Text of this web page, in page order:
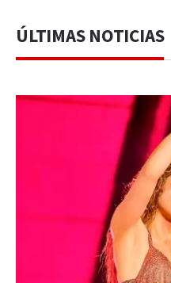
ÚLTIMAS NOTICIAS